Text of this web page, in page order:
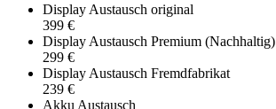
Display Austausch original
399 €
Display Austausch Premium (Nachhaltig)
299 €
Display Austausch Fremdfabrikat
239 €
Akku Austausch